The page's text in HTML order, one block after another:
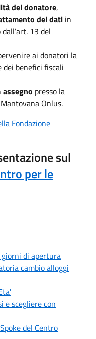
del donatore,
dei dati in
13 del
ai donatori la
benefici fiscali
assegno presso la
Onlus.
Fondazione
sul
per le
giorni di apertura
cambio alloggi
scegliere con
del Centro